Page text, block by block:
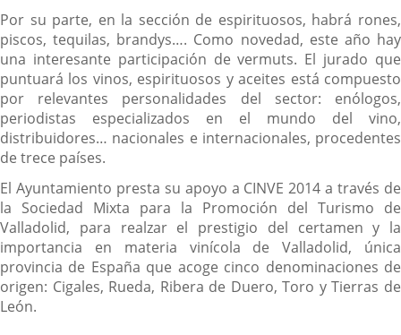
Por su parte, en la sección de espirituosos, habrá rones,
piscos, tequilas, brandys…. Como novedad, este año hay
una interesante participación de vermuts. El jurado que
puntuará los vinos, espirituosos y aceites está compuesto
por relevantes personalidades del sector: enólogos,
periodistas especializados en el mundo del vino,
distribuidores… nacionales e internacionales, procedentes
de trece países.
El Ayuntamiento presta su apoyo a CINVE 2014 a través de
la Sociedad Mixta para la Promoción del Turismo de
Valladolid, para realzar el prestigio del certamen y la
importancia en materia vinícola de Valladolid, única
provincia de España que acoge cinco denominaciones de
origen: Cigales, Rueda, Ribera de Duero, Toro y Tierras de
León.